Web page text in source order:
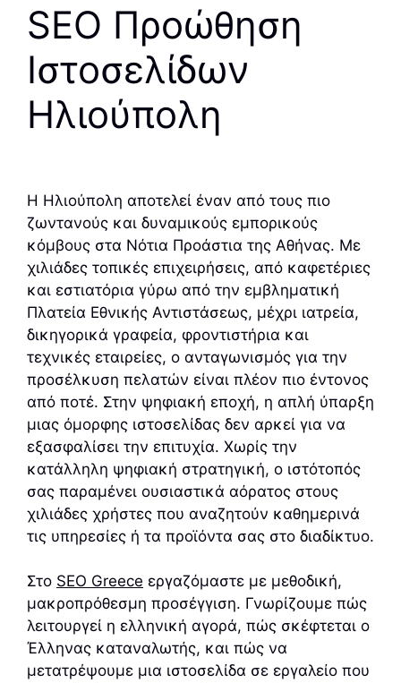
SEO Προώθηση
Ιστοσελίδων
Ηλιούπολη
Η Ηλιούπολη αποτελεί έναν από τους πιο
ζωντανούς και δυναμικούς εμπορικούς
κόμβους στα Νότια Προάστια της Αθήνας. Με
χιλιάδες τοπικές επιχειρήσεις, από καφετέριες
και εστιατόρια γύρω από την εμβληματική
Πλατεία Εθνικής Αντιστάσεως, μέχρι ιατρεία,
δικηγορικά γραφεία, φροντιστήρια και
τεχνικές εταιρείες, ο ανταγωνισμός για την
προσέλκυση πελατών είναι πλέον πιο έντονος
από ποτέ. Στην ψηφιακή εποχή, η απλή ύπαρξη
μιας όμορφης ιστοσελίδας δεν αρκεί για να
εξασφαλίσει την επιτυχία. Χωρίς την
κατάλληλη ψηφιακή στρατηγική, ο ιστότοπός
σας παραμένει ουσιαστικά αόρατος στους
χιλιάδες χρήστες που αναζητούν καθημερινά
τις υπηρεσίες ή τα προϊόντα σας στο διαδίκτυο.
Στο SEO Greece εργαζόμαστε με μεθοδική,
μακροπρόθεσμη προσέγγιση. Γνωρίζουμε πώς
λειτουργεί η ελληνική αγορά, πώς σκέφτεται ο
Έλληνας καταναλωτής, και πώς να
μετατρέψουμε μια ιστοσελίδα σε εργαλείο που